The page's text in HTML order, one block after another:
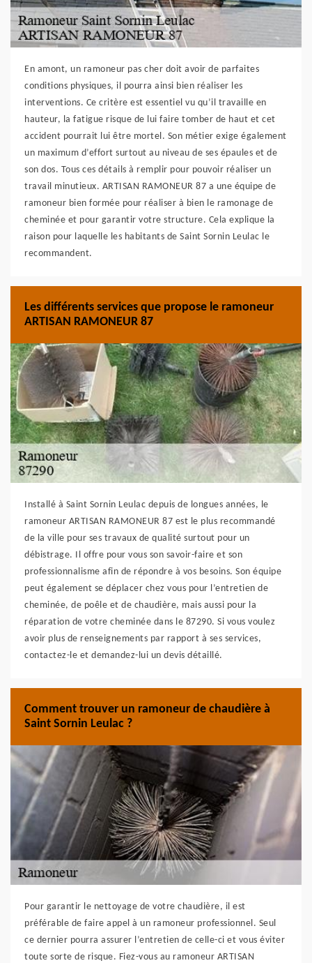
En amont, un ramoneur pas cher doit avoir de parfaites
conditions physiques, il pourra ainsi bien réaliser les
interventions. Ce critère est essentiel vu qu’il travaille en
hauteur, la fatigue risque de lui faire tomber de haut et cet
accident pourrait lui être mortel. Son métier exige également
un maximum d’effort surtout au niveau de ses épaules et de
son dos. Tous ces détails à remplir pour pouvoir réaliser un
travail minutieux. ARTISAN RAMONEUR 87 a une équipe de
ramoneur bien formée pour réaliser à bien le ramonage de
cheminée et pour garantir votre structure. Cela explique la
raison pour laquelle les habitants de Saint Sornin Leulac le
recommandent.
Les différents services que propose le ramoneur
ARTISAN RAMONEUR 87
Installé à Saint Sornin Leulac depuis de longues années, le
ramoneur ARTISAN RAMONEUR 87 est le plus recommandé
de la ville pour ses travaux de qualité surtout pour un
débistrage. Il offre pour vous son savoir-faire et son
professionnalisme afin de répondre à vos besoins. Son équipe
peut également se déplacer chez vous pour l’entretien de
cheminée, de poêle et de chaudière, mais aussi pour la
réparation de votre cheminée dans le 87290. Si vous voulez
avoir plus de renseignements par rapport à ses services,
contactez-le et demandez-lui un devis détaillé.
Comment trouver un ramoneur de chaudière à
Saint Sornin Leulac ?
Pour garantir le nettoyage de votre chaudière, il est
préférable de faire appel à un ramoneur professionnel. Seul
ce dernier pourra assurer l’entretien de celle-ci et vous éviter
toute sorte de risque. Fiez-vous au ramoneur ARTISAN